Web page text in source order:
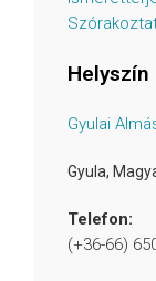
Helyszín
Gyulai
Gyula,
Telefon:
(+36-66)